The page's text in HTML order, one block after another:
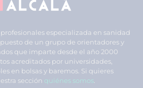
especializada en sanidad
de un grupo de orientadores y
que imparte desde el año 2000
acreditados por universidades,
en bolsas y baremos. Si quieres
sección quiénes somos